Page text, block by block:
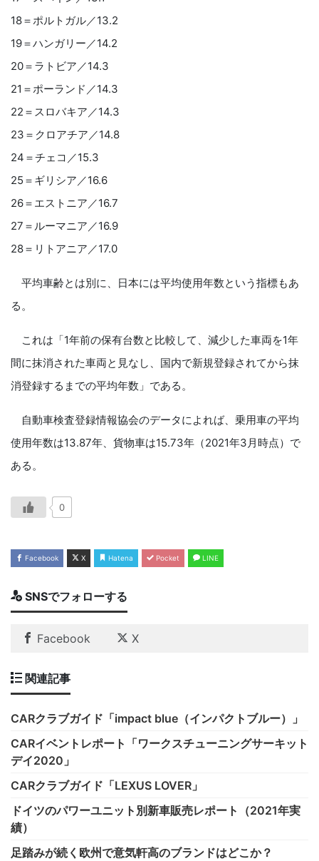
18＝ポルトガル／13.2
19＝ハンガリー／14.2
20＝ラトビア／14.3
21＝ポーランド／14.3
22＝スロバキア／14.3
23＝クロアチア／14.8
24＝チェコ／15.3
25＝ギリシア／16.6
26＝エストニア／16.7
27＝ルーマニア／16.9
28＝リトアニア／17.0
平均車齢とは別に、日本には平均使用年数という指標もあ
る。
これは「1年前の保有台数と比較して、減少した車両を1年
間に抹消された車両と見なし、国内で新規登録されてから抹
消登録するまでの平均年数」である。
自動車検査登録情報協会のデータによれば、乗用車の平均
使用年数は13.87年、貨物車は15.73年（2021年3月時点）で
ある。
0
Facebook X Hatena Pocket LINE
SNSでフォローする
Facebook X
関連記事
CARクラブガイド「impact blue（インパクトブルー）」
CARイベントレポート「ワークスチューニングサーキット
デイ2020」
CARクラブガイド「LEXUS LOVER」
ドイツのパワーユニット別新車販売レポート（2021年実
績）
足踏みが続く欧州で意気軒高のブランドはどこか？